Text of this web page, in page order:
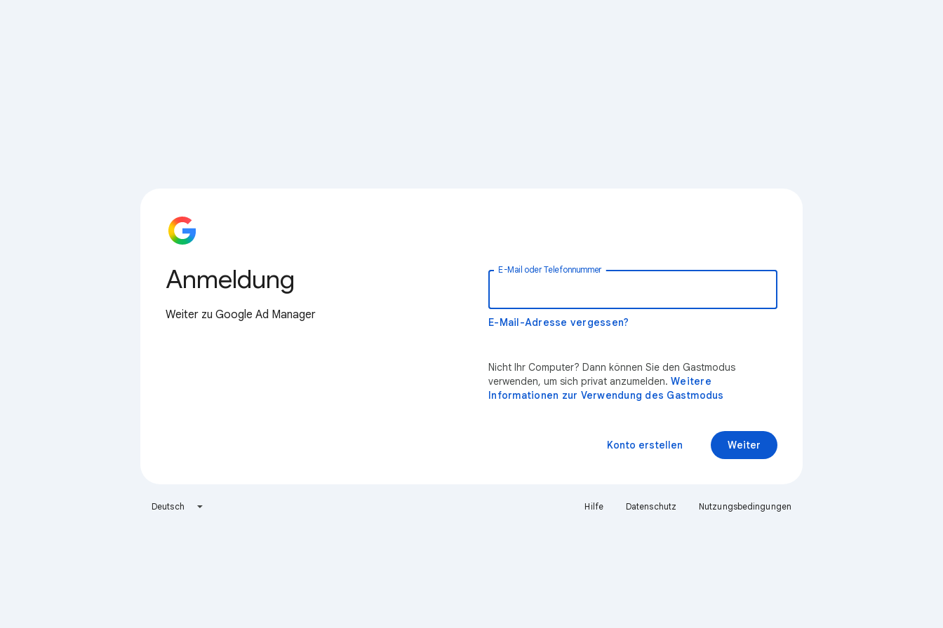
Anmeldung
Weiter zu Google Ad Manager
E-Mail oder Telefonnummer
E-Mail-Adresse vergessen?
Nicht Ihr Computer? Dann können Sie den Gastmodus
verwenden, um sich privat anzumelden. Weitere
Informationen zur Verwendung des Gastmodus
Weiter
Konto erstellen
Deutsch Hilfe Datenschutz Nutzungsbedingungen